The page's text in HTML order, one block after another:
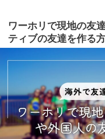
ワーホリで現地の友
ティブの友達を作る